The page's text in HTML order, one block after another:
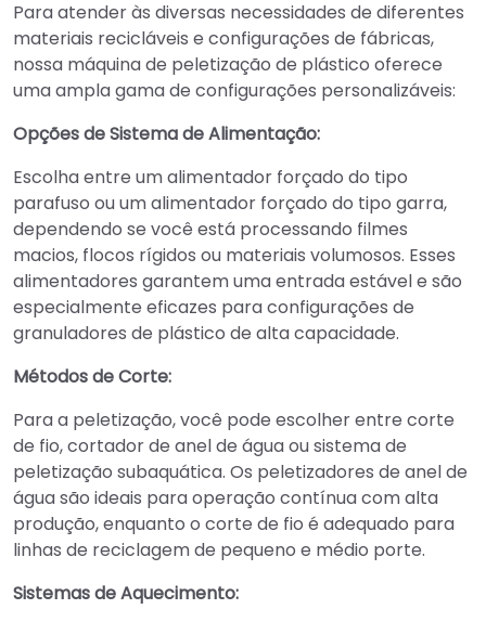
Para atender às diversas necessidades de diferentes
materiais recicláveis e configurações de fábricas,
nossa máquina de peletização de plástico oferece
uma ampla gama de configurações personalizáveis:
Opções de Sistema de Alimentação:
Escolha entre um alimentador forçado do tipo
parafuso ou um alimentador forçado do tipo garra,
dependendo se você está processando filmes
macios, flocos rígidos ou materiais volumosos. Esses
alimentadores garantem uma entrada estável e são
especialmente eficazes para configurações de
granuladores de plástico de alta capacidade.
Métodos de Corte:
Para a peletização, você pode escolher entre corte
de fio, cortador de anel de água ou sistema de
peletização subaquática. Os peletizadores de anel de
água são ideais para operação contínua com alta
produção, enquanto o corte de fio é adequado para
linhas de reciclagem de pequeno e médio porte.
Sistemas de Aquecimento: